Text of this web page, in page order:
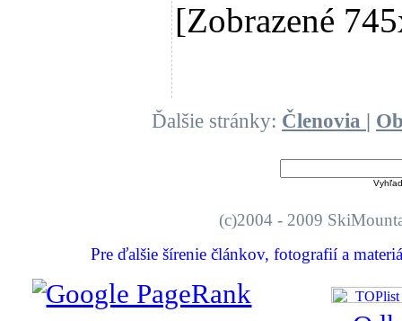
[Zobrazené
Ďalšie stránky: Členovia |
(c)2004 - 2009
Pre ďalšie šírenie článkov, fotografií a